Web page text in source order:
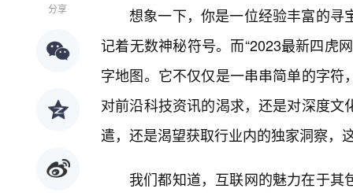
分享
想象一下，你是一位经验丰富的寻
记着无数神秘符号。而“2023最新四虎
字地图。它不仅仅是一串串简单的字
对前沿科技资讯的渴求，还是对深度
遣，还是渴望获取行业内的独家洞察，
我们都知道，互联网的魅力在于